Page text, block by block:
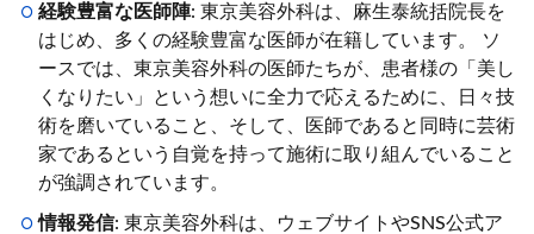
経験豊富な医師陣: 東京美容外科は、麻生泰統括院長を
はじめ、多くの経験豊富な医師が在籍しています。 ソ
ースでは、東京美容外科の医師たちが、患者様の「美し
くなりたい」という想いに全力で応えるために、日々技
術を磨いていること、そして、医師であると同時に芸術
家であるという自覚を持って施術に取り組んでいること
が強調されています。
情報発信: 東京美容外科は、ウェブサイトやSNS公式ア